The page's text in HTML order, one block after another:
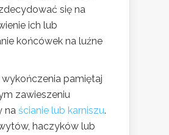
się na
ich lub
końcówek na luźne
pamiętaj
zawieszeniu
na ścianie lub karniszu.
haczyków lub